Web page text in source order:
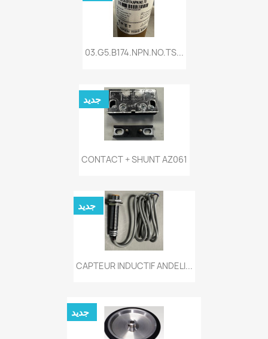
03.G5.B174.NPN.NO.TS...
CONTACT + SHUNT AZ061
جديد
CAPTEUR INDUCTIF ANDELI...
جديد
جديد